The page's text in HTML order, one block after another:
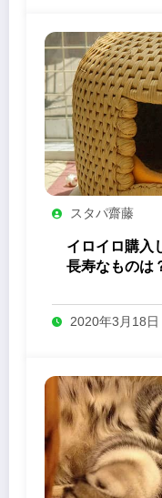
スタパ齋藤
イロイロ購入
長寿なものは
2020年3月18日